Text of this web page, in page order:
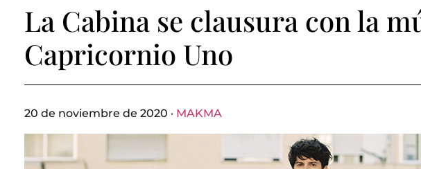
La Cabina se clausura con la
Capricornio Uno
20 de noviembre de 2020 · MAKMA